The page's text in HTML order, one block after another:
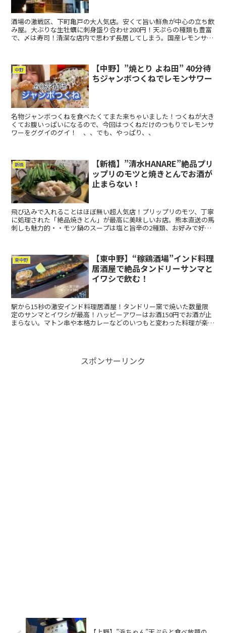
酒場の激戦区、下町亀戸の大人気店。安くて旨い鮮魚が中心の立ち飲
み屋。大ぶりな生牡蠣に刺身盛り合わせ280円！天ぷらの種類も豊富
で、〆は寿司！清潔な店内で思わず長居してしまう。国産レモンサワ
中野
【中野】”焼とり よね田” 40分待
ちジャンボつくねでレモンサワー
名物ジャンボつくねを食べたくてまた来ちゃいました！つくねが大き
くてお腹いっぱいになるので、今回はつくねだけのつもりでレモンサ
ワーをググイのグイ！ 、、でも、やっぱり、、
新橋
【新橋】”清水HANARE”絶品プリ
ップリのモツと焼きとんでお酒が
止まらない！
飛び込みで入れることはほぼ無い超人気店！プリップリのモツ、丁寧
に処理された「絶品焼きとん」が最高に美味しいお店。熊本直送の馬
刺しも魅力的・・モツ鍋のスープは塩と旨辛の2種類、お好みで好き
東中野
【東中野】“稼鶏酒場”インド料理
居酒屋で絶品タンドリーサンマと
イワシで飲む！
駅から15秒の激安インド料理居酒屋！タンドリー窯で焼いた数量限
定のサンマとイワシが最高！ハッピーアワーはお酒150円でお酒が止
まらない。マトン串や本格カレーなどのいつもと変わった料理が楽し
スポンサーリンク